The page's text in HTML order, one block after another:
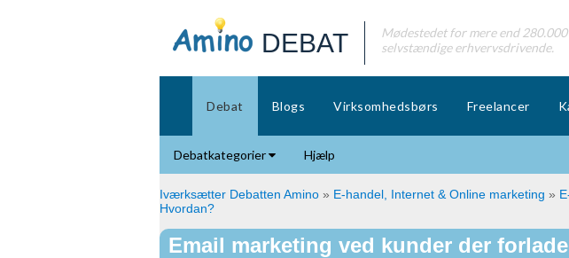
DEBAT
Mødestedet for mere end
selvstændige erhvervsdrivende.
Debat Blogs Virksomhedsbørs Freelancer
Debatkategorier Hjælp
Iværksætter Debatten Amino » E-handel, Internet & Online marketing »
Hvordan?
Email marketing ved kunder der